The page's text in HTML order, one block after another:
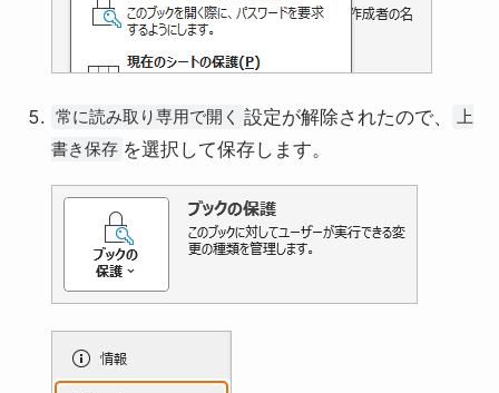
常に読み取り専用で開く 設定が解除されたので、
上
書き保存 を選択して保存します。